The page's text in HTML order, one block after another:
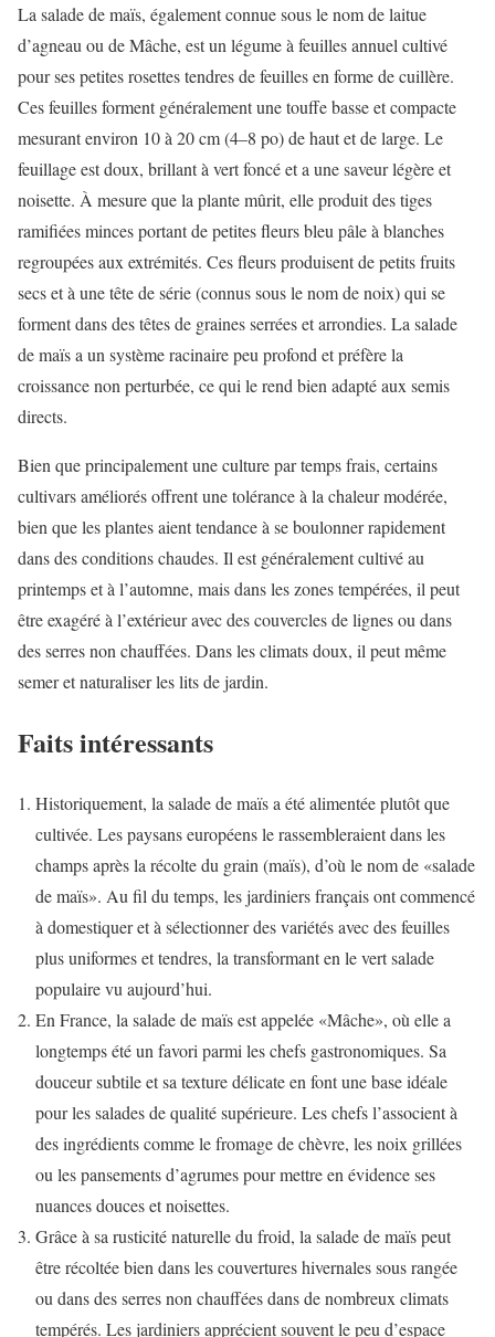
La salade de maïs, également connue sous le nom de laitue
d’agneau ou de Mâche, est un légume à feuilles annuel cultivé
pour ses petites rosettes tendres de feuilles en forme de cuillère.
Ces feuilles forment généralement une touffe basse et compacte
mesurant environ 10 à 20 cm (4–8 po) de haut et de large. Le
feuillage est doux, brillant à vert foncé et a une saveur légère et
noisette. À mesure que la plante mûrit, elle produit des tiges
ramifiées minces portant de petites fleurs bleu pâle à blanches
regroupées aux extrémités. Ces fleurs produisent de petits fruits
secs et à une tête de série (connus sous le nom de noix) qui se
forment dans des têtes de graines serrées et arrondies. La salade
de maïs a un système racinaire peu profond et préfère la
croissance non perturbée, ce qui le rend bien adapté aux semis
directs.
Bien que principalement une culture par temps frais, certains
cultivars améliorés offrent une tolérance à la chaleur modérée,
bien que les plantes aient tendance à se boulonner rapidement
dans des conditions chaudes. Il est généralement cultivé au
printemps et à l’automne, mais dans les zones tempérées, il peut
être exagéré à l’extérieur avec des couvercles de lignes ou dans
des serres non chauffées. Dans les climats doux, il peut même
semer et naturaliser les lits de jardin.
Faits intéressants
Historiquement, la salade de maïs a été alimentée plutôt que
cultivée. Les paysans européens le rassembleraient dans les
champs après la récolte du grain (maïs), d’où le nom de «salade
de maïs». Au fil du temps, les jardiniers français ont commencé
à domestiquer et à sélectionner des variétés avec des feuilles
plus uniformes et tendres, la transformant en le vert salade
populaire vu aujourd’hui.
En France, la salade de maïs est appelée «Mâche», où elle a
longtemps été un favori parmi les chefs gastronomiques. Sa
douceur subtile et sa texture délicate en font une base idéale
pour les salades de qualité supérieure. Les chefs l’associent à
des ingrédients comme le fromage de chèvre, les noix grillées
ou les pansements d’agrumes pour mettre en évidence ses
nuances douces et noisettes.
Grâce à sa rusticité naturelle du froid, la salade de maïs peut
être récoltée bien dans les couvertures hivernales sous rangée
ou dans des serres non chauffées dans de nombreux climats
tempérés. Les jardiniers apprécient souvent le peu d’espace